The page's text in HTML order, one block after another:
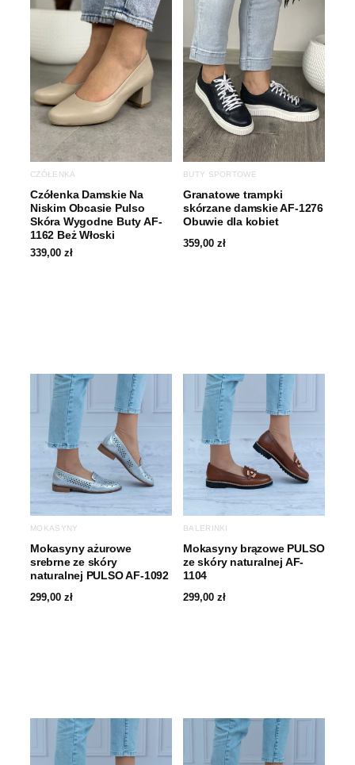
CZÓŁENKA
Czółenka Damskie Na
Niskim Obcasie Pulso
Skóra Wygodne Buty AF-
1162 Beż Włoski
339,00 zł
BUTY SPORTOWE
Granatowe trampki
skórzane damskie AF-1276
Obuwie dla kobiet
359,00 zł
MOKASYNY
Mokasyny ażurowe
srebrne ze skóry
naturalnej PULSO AF-1092
299,00 zł
BALERINKI
Mokasyny brązowe PULSO
ze skóry naturalnej AF-
1104
299,00 zł